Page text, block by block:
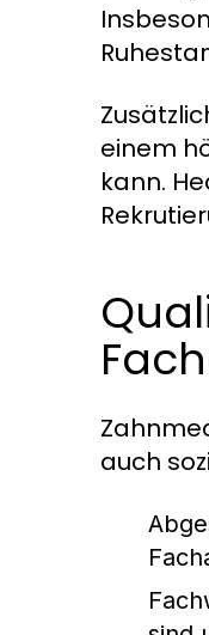
einem
kann.
auch